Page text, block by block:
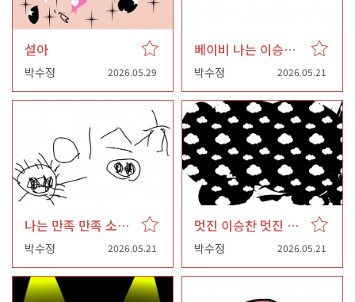
설아
박수정 2026.05.29
베이비 나는 이승찬이 완전 이상해 방
박수정 2026.05.21
나는 만족 만족 소나라난 소나 팔달산
박수정 2026.05.21
멋진 이승찬 멋진 이승찬
박수정 2026.05.21